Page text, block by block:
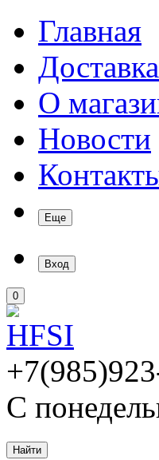
Главная
О
Новости
Еще
Вход
0
С
Найти